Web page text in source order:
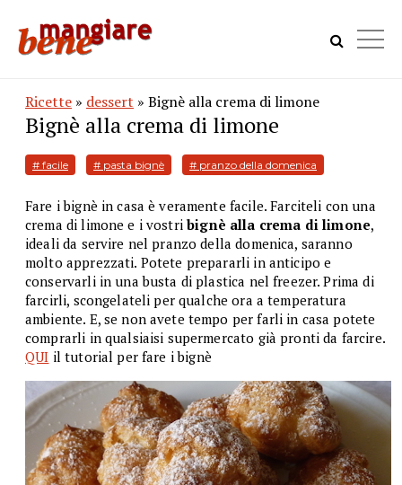
Ricette » dessert » Bignè alla crema di limone
Bignè alla crema di limone
# facile # pasta bignè # pranzo della domenica
Fare i bignè in casa è veramente facile. Farciteli con una
crema di limone e i vostribignè alla crema di limone,
ideali da servire nel pranzo della domenica, saranno
molto apprezzati. Potete prepararli in anticipo e
conservarli in una busta di plastica nel freezer. Prima di
farcirli, scongelateli per qualche ora a temperatura
ambiente. E, se non avete tempo per farli in casa potete
comprarli in qualsiaisi supermercato già pronti da farcire.
QUI il tutorial per fare i bignè